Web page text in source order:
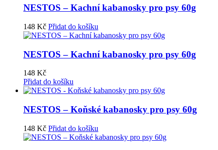
NESTOS – Kachní kabanosky pro psy 60g
148 Kč Přidat do košíku
NESTOS – Kachní kabanosky pro psy 60g
148 Kč
Přidat do košíku
NESTOS – Koňské kabanosky pro psy 60g
148 Kč Přidat do košíku